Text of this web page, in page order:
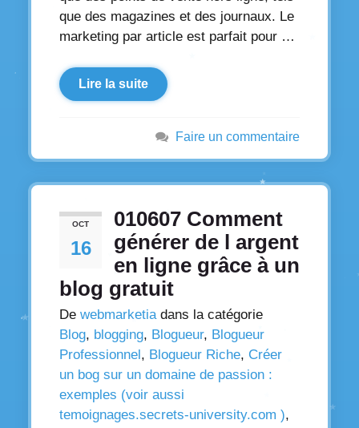
que des magazines et des journaux. Le
marketing par article est parfait pour …
Lire la suite
Faire un commentaire
OCT
16
010607 Comment
générer de l argent
en ligne grâce à un
blog gratuit
De webmarketiadans la catégorie
Blog, blogging, Blogueur, Blogueur
Professionnel, Blogueur Riche, Créer
un bog sur un domaine de passion :
exemples (voir aussi
temoignages.secrets-university.com ),